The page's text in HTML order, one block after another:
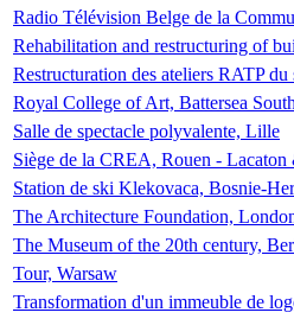
Radio Télévision Belge de la
Rehabilitation and restructuring of
Restructuration des ateliers RATP
Royal College of Art, Battersea
Salle de spectacle polyvalente, Lille
Siège de la CREA, Rouen -
Station de ski Klekovaca, Bosnie-
The Architecture Foundation,
The Museum of the 20th century,
Tour, Warsaw
Transformation d'un immeuble de